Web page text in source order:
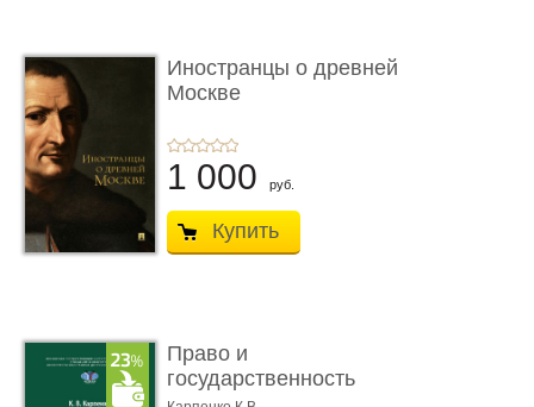
Иностранцы о древней
Москве
1 000 руб.
Купить
Право и
государственность